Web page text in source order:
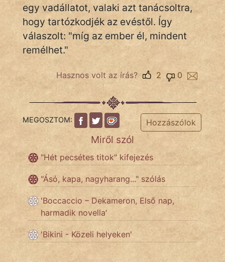
ZENE
FILM
TÖRTÉNELEM
Népszerű szerzőink:
cinege
fantom
Jób Gedeon
egy vadállatot, valaki azt tanácsoltra,
hogy tartózkodjék az evéstől. Így
válaszolt: "míg az ember él, mindent
remélhet."
Hasznos volt az írás? 0
2
MEGOSZTOM: Hozzászólok
Miről szól
"Hét pecsétes titok" kifejezés
"Ásó, kapa, nagyharang..." szólás
'Boccaccio – Dekameron, Első nap,
harmadik novella'
'Bikini - Közeli helyeken'